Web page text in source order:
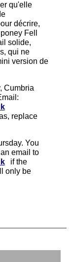
qu'elle
décrire,
Fell
solide,
qui ne
version de
Cumbria
replace
You
email to
if the
only be